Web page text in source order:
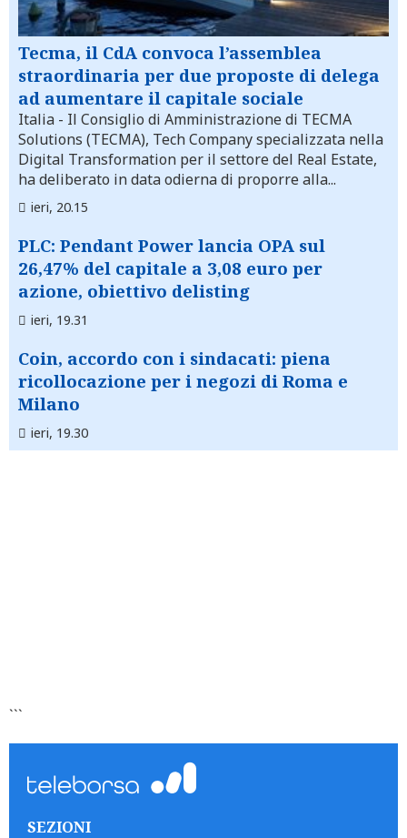
Tecma, il CdA convoca l’assemblea
straordinaria per due proposte di delega
ad aumentare il capitale sociale
Italia - Il Consiglio di Amministrazione di TECMA
Solutions (TECMA), Tech Company specializzata nella
Digital Transformation per il settore del Real Estate,
ha deliberato in data odierna di proporre alla...
ieri, 20.15
PLC: Pendant Power lancia OPA sul
26,47% del capitale a 3,08 euro per
azione, obiettivo delisting
ieri, 19.31
Coin, accordo con i sindacati: piena
ricollocazione per i negozi di Roma e
Milano
ieri, 19.30
```
SEZIONI